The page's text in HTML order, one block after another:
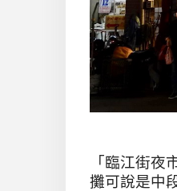
「臨江街
攤可說是中